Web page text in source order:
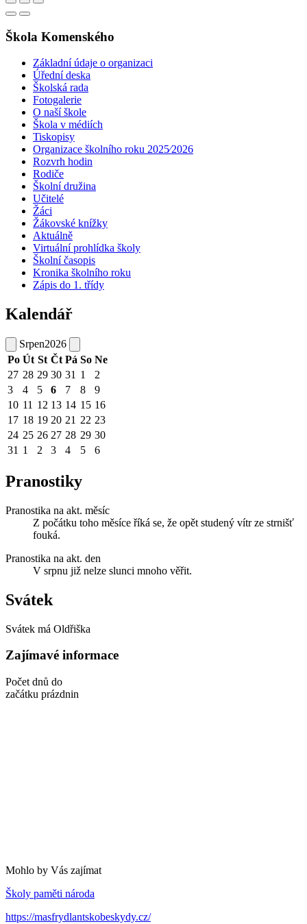
Škola Komenského
Základní údaje o organizaci
Úřední deska
Školská rada
Fotogalerie
O naší škole
Škola v médiích
Tiskopisy
Organizace školního roku 2025⁄2026
Rozvrh hodin
Rodiče
Školní družina
Učitelé
Žáci
Žákovské knížky
Aktuálně
Virtuální prohlídka školy
Školní časopis
Kronika školního roku
Zápis do 1. třídy
Kalendář
Srpen2026
Po Út St Čt Pá So Ne
27 28 29 30 31 1
2
3
4 5 6 7 8
9
10 11 12 13 14 15 16
17 18 19 20 21 22 23
24 25 26 27 28 29 30
31 1 2 3 4 5 6
Pranostiky
Pranostika na akt. měsíc
Z počátku toho měsíce říká se, že opět studený vítr ze strnišť
fouká.
Pranostika na akt. den
V srpnu již nelze slunci mnoho věřit.
Svátek
Svátek má Oldřiška
Zajímavé informace
Počet dnů do
začátku prázdnin
Mohlo by Vás zajímat
Školy paměti národa
https://masfrydlantskobeskydy.cz/